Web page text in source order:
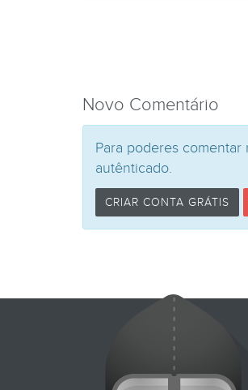
Novo Comentário
Para poderes
autênticado.
CRIAR CONTA GRÁTIS